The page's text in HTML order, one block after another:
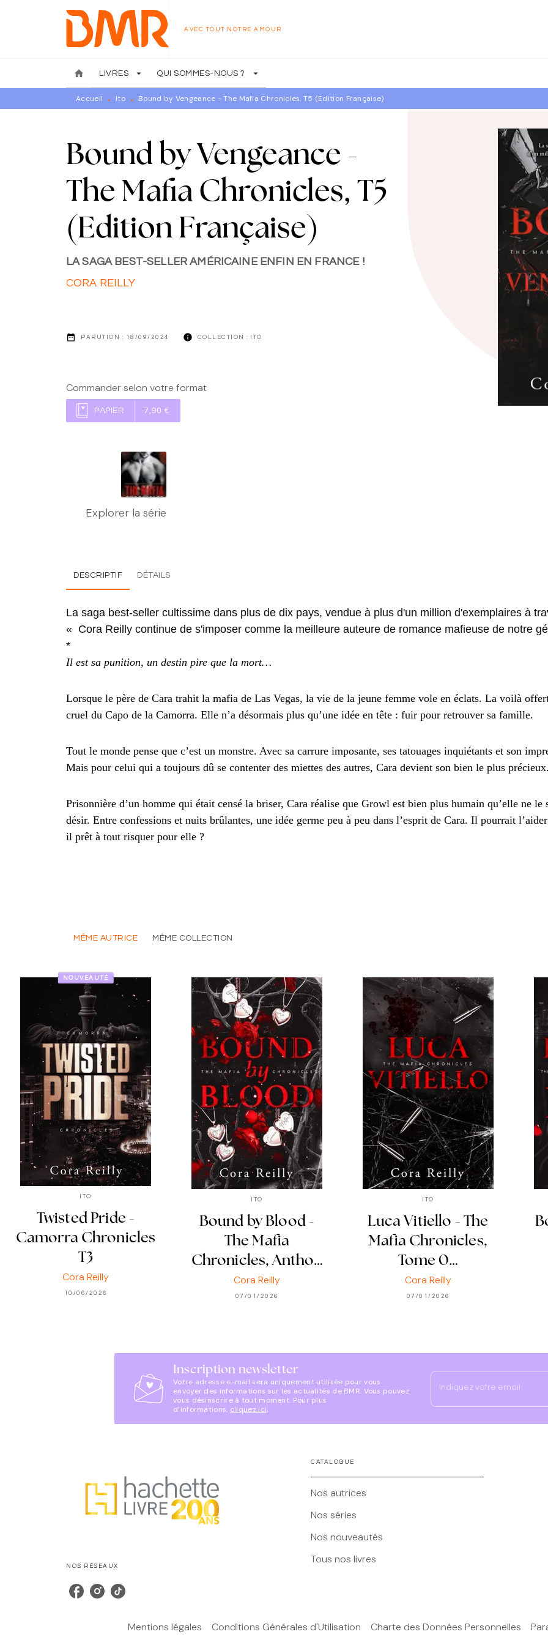
MENU RECHERCHE
AVEC TOUT NOTRE AMOUR
home LIVRES arrow_drop_down QUI SOMMES-NOUS ? arrow_drop_down
Accueil • Ito • Bound by Vengeance - The Mafia Chronicles, T5 (Edition Française)
Bound by Vengeance -
The Mafia Chronicles, T5
(Edition Française)
LA SAGA BEST-SELLER AMÉRICAINE ENFIN EN FRANCE !
CORA REILLY
date_range PARUTION : 18/09/2024 info COLLECTION : ITO
Commander selon votre format
PAPIER 7,90 €
Explorer la série
DESCRIPTIF DÉTAILS
La saga best-seller cultissime dans plus de dix pays, vendue à plus d'un million d'exemplaires à
« Cora Reilly continue de s'imposer comme la meilleure auteure de romance mafieuse de notre
*
Il est sa punition, un destin pire que la mort…
Lorsque le père de Cara trahit la mafia de Las Vegas, la vie de la jeune femme vole en éclats. La voilà
cruel du Capo de la Camorra. Elle n’a désormais plus qu’une idée en tête : fuir pour retrouver sa famille.
Tout le monde pense que c’est un monstre. Avec sa carrure imposante, ses tatouages inquiétants et son
Mais pour celui qui a toujours dû se contenter des miettes des autres, Cara devient son bien le plus précieux.
Prisonnière d’un homme qui était censé la briser, Cara réalise que Growl est bien plus humain qu’elle ne
désir. Entre confessions et nuits brûlantes, une idée germe peu à peu dans l’esprit de Cara. Il pourrait
il prêt à tout risquer pour elle ?
MÊME AUTRICE MÊME COLLECTION
NOUVEAUTÉ
ITO
Twisted Pride -
Camorra Chronicles
T3
Cora Reilly
10/06/2026
ITO
Bound by Blood -
The Mafia
Chronicles, Antho…
Cora Reilly
07/01/2026
ITO
Luca Vitiello - The
Mafia Chronicles,
Tome 0…
Cora Reilly
07/01/2026
Inscription newsletter
Votre adresse e-mail sera uniquement utilisée pour vous
envoyer des informations sur les actualités de BMR. Vous pouvez
vous désinscrire à tout moment. Pour plus
d’informations, cliquez ici.
Indiquez votre email
NOS RÉSEAUX
CATALOGUE
Nos autrices
Nos séries
Nos nouveautés
Tous nos livres
Mentions légales Conditions Générales d'Utilisation Charte des Données Personnelles